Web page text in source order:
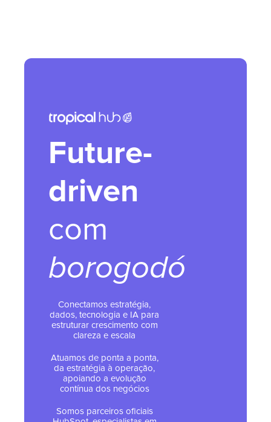
Future-
driven
com
borogodó
Conectamos estratégia,
dados, tecnologia e IA para
estruturar crescimento com
clareza e escala
Atuamos de ponta a ponta,
da estratégia à operação,
apoiando a evolução
contínua dos negócios
Somos parceiros oficiais